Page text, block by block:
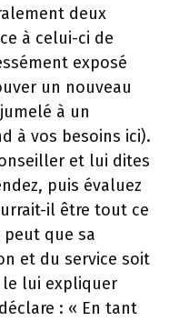
deux
à celui-ci de
exposé
un nouveau
à un
à vos besoins ici).
et lui dites
puis évaluez
il être tout ce
peut que sa
et du service soit
lui expliquer
: « En tant